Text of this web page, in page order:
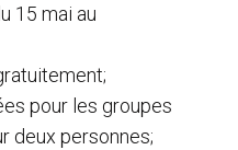
15 mai au
pour les groupes
deux personnes;